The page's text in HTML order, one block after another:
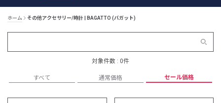
ホーム その他アクセサリー/時計 | BAGATTO (バガット)
対象件数 : 0件
すべて 通常価格 セール価格